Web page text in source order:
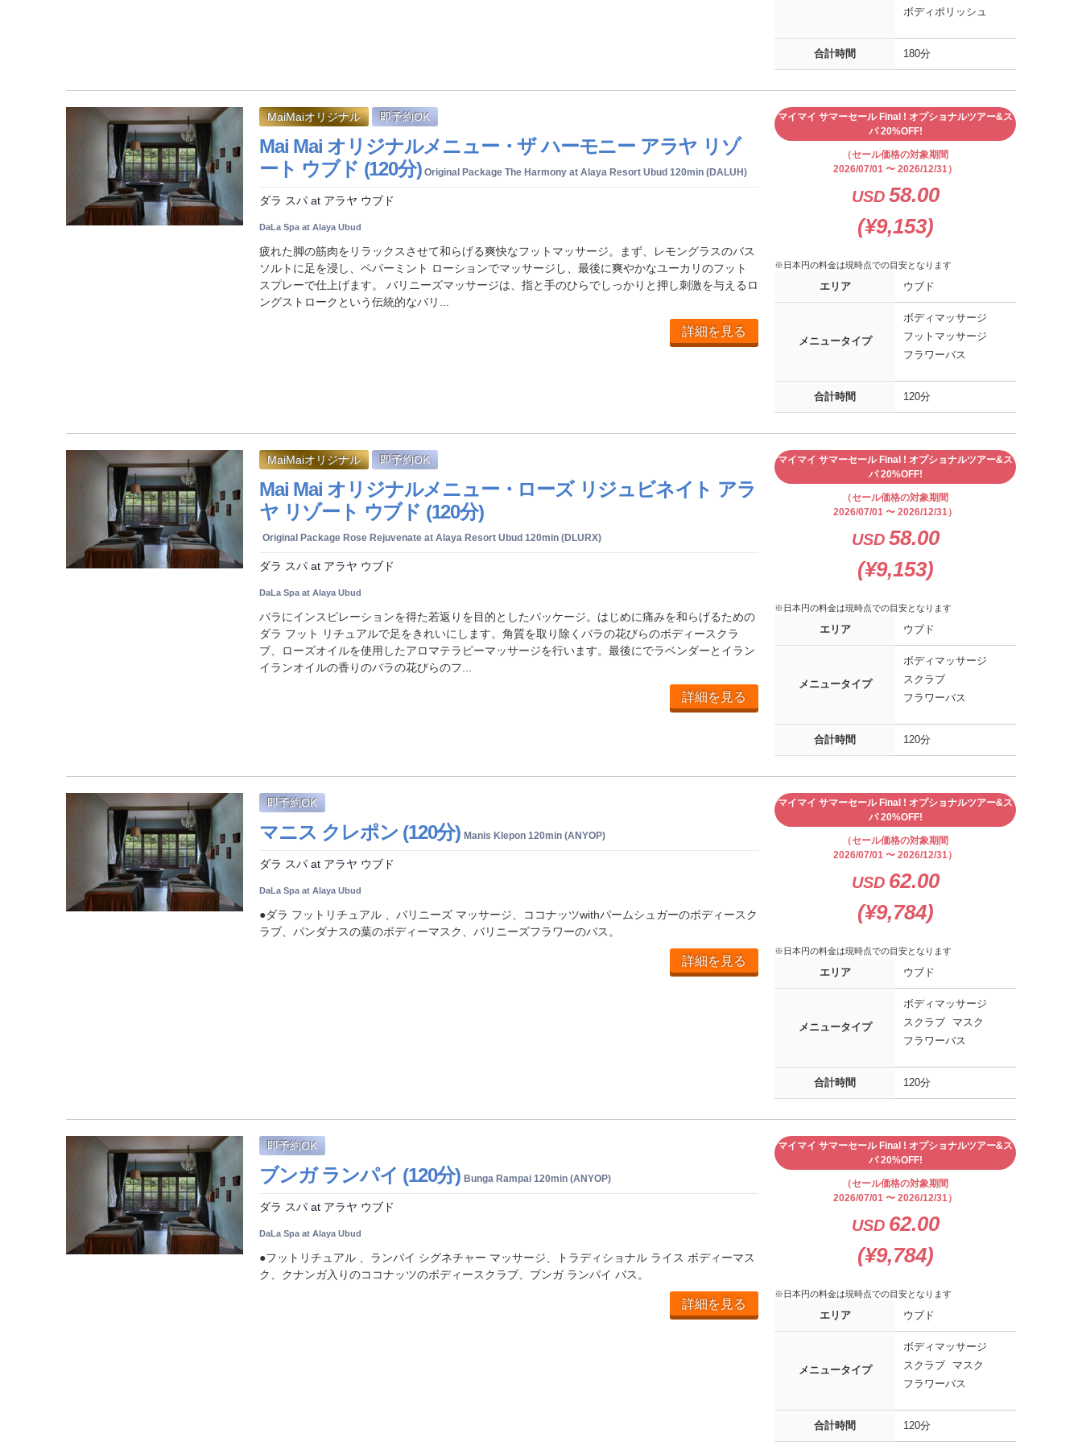
ボディポリッシュ
合計時間 180分
MaiMaiオリジナル 即予約OK
Mai Mai オリジナルメニュー・ザ ハーモニー アラヤ リゾ
ート ウブド (120分) Original Package The Harmony at Alaya Resort Ubud 120min (DALUH)
ダラ スパ at アラヤ ウブド
DaLa Spa at Alaya Ubud
疲れた脚の筋肉をリラックスさせて和らげる爽快なフットマッサージ。まず、レモングラスのバス
ソルトに足を浸し、ペパーミント ローションでマッサージし、最後に爽やかなユーカリのフット
スプレーで仕上げます。 バリニーズマッサージは、指と手のひらでしっかりと押し刺激を与えるロ
ングストロークという伝統的なバリ...
詳細を見る
マイマイ サマーセール Final ! オプショナルツアー&ス
パ 20%OFF!
（セール価格の対象期間
2026/07/01 〜 2026/12/31）
USD 58.00
(¥9,153)
※日本円の料金は現時点での目安となります
エリア ウブド
メニュータイプ
ボディマッサージ
フットマッサージ
フラワーバス
合計時間 120分
MaiMaiオリジナル 即予約OK
Mai Mai オリジナルメニュー・ローズ リジュビネイト アラ
ヤ リゾート ウブド (120分)
Original Package Rose Rejuvenate at Alaya Resort Ubud 120min (DLURX)
ダラ スパ at アラヤ ウブド
DaLa Spa at Alaya Ubud
バラにインスピレーションを得た若返りを目的としたパッケージ。はじめに痛みを和らげるための
ダラ フット リチュアルで足をきれいにします。角質を取り除くバラの花びらのボディースクラ
ブ、ローズオイルを使用したアロマテラピーマッサージを行います。最後にでラベンダーとイラン
イランオイルの香りのバラの花びらのフ...
詳細を見る
マイマイ サマーセール Final ! オプショナルツアー&ス
パ 20%OFF!
（セール価格の対象期間
2026/07/01 〜 2026/12/31）
USD 58.00
(¥9,153)
※日本円の料金は現時点での目安となります
エリア ウブド
メニュータイプ
ボディマッサージ
スクラブ
フラワーバス
合計時間 120分
即予約OK
マニス クレポン (120分) Manis Klepon 120min (ANYOP)
ダラ スパ at アラヤ ウブド
DaLa Spa at Alaya Ubud
●ダラ フットリチュアル 、バリニーズ マッサージ、ココナッツwithパームシュガーのボディースク
ラブ、パンダナスの葉のボディーマスク、バリニーズフラワーのバス。
詳細を見る
マイマイ サマーセール Final ! オプショナルツアー&ス
パ 20%OFF!
（セール価格の対象期間
2026/07/01 〜 2026/12/31）
USD 62.00
(¥9,784)
※日本円の料金は現時点での目安となります
エリア ウブド
メニュータイプ
ボディマッサージ
スクラブ
マスク
フラワーバス
合計時間 120分
即予約OK
ブンガ ランパイ (120分) Bunga Rampai 120min (ANYOP)
ダラ スパ at アラヤ ウブド
DaLa Spa at Alaya Ubud
●フットリチュアル 、ランパイ シグネチャー マッサージ、トラディショナル ライス ボディーマス
ク、クナンガ入りのココナッツのボディースクラブ、ブンガ ランパイ バス。
詳細を見る
マイマイ サマーセール Final ! オプショナルツアー&ス
パ 20%OFF!
（セール価格の対象期間
2026/07/01 〜 2026/12/31）
USD 62.00
(¥9,784)
※日本円の料金は現時点での目安となります
エリア ウブド
メニュータイプ
ボディマッサージ
スクラブ
マスク
フラワーバス
合計時間 120分